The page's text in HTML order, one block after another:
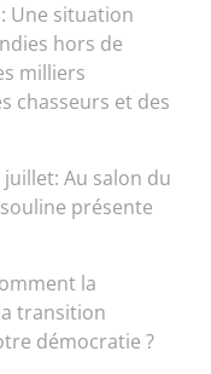
Une situation
hors de
milliers
chasseurs et des
juillet: Au salon du
présente
la
transition
démocratie ?